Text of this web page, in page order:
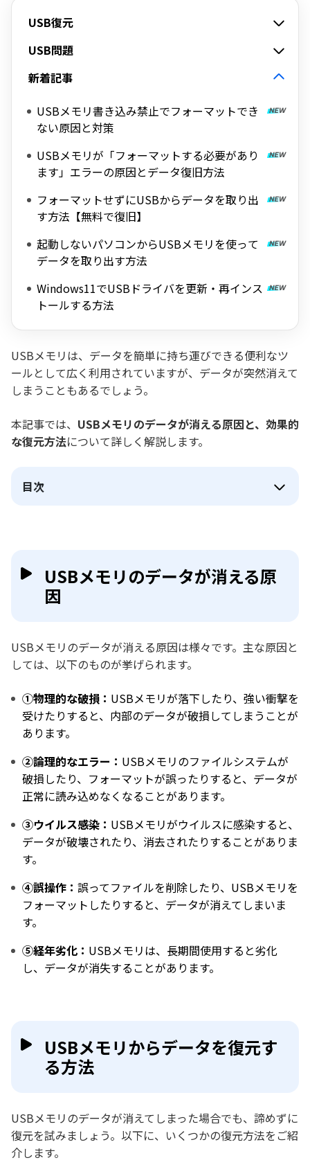
USB復元
USB問題
新着記事
USBメモリ書き込み禁止でフォーマットでき
ない原因と対策
USBメモリが「フォーマットする必要があり
ます」エラーの原因とデータ復旧方法
フォーマットせずにUSBからデータを取り出
す方法【無料で復旧】
起動しないパソコンからUSBメモリを使って
データを取り出す方法
Windows11でUSBドライバを更新・再インス
トールする方法
USBメモリは、データを簡単に持ち運びできる便利なツ
ールとして広く利用されていますが、データが突然消えて
しまうこともあるでしょう。
本記事では、 USBメモリのデータが消える原因と、効果的
な復元方法について詳しく解説します。
目次
USBメモリのデータが消える原
因
USBメモリのデータが消える原因は様々です。主な原因と
しては、以下のものが挙げられます。
①物理的な破損： USBメモリが落下したり、強い衝撃を
受けたりすると、内部のデータが破損してしまうことが
あります。
②論理的なエラー： USBメモリのファイルシステムが
破損したり、フォーマットが誤ったりすると、データが
正常に読み込めなくなることがあります。
③ウイルス感染： USBメモリがウイルスに感染すると、
データが破壊されたり、消去されたりすることがありま
す。
④誤操作： 誤ってファイルを削除したり、USBメモリを
フォーマットしたりすると、データが消えてしまいま
す。
⑤経年劣化： USBメモリは、長期間使用すると劣化
し、データが消失することがあります。
USBメモリからデータを復元す
る方法
USBメモリのデータが消えてしまった場合でも、諦めずに
復元を試みましょう。以下に、いくつかの復元方法をご紹
介します。